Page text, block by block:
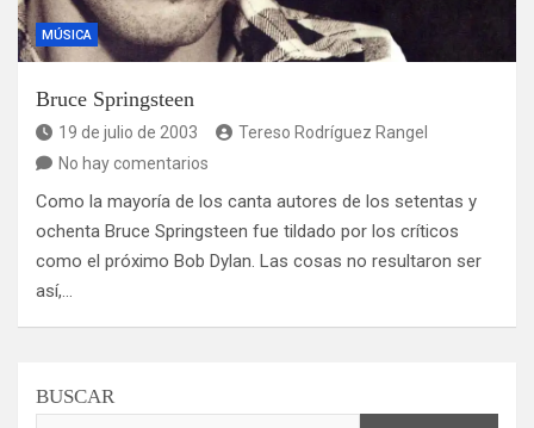
MÚSICA
Bruce Springsteen
19 de julio de 2003
Tereso Rodríguez Rangel
No hay comentarios
Como la mayoría de los canta autores de los setentas y
ochenta Bruce Springsteen fue tildado por los críticos
como el próximo Bob Dylan. Las cosas no resultaron ser
así,…
BUSCAR